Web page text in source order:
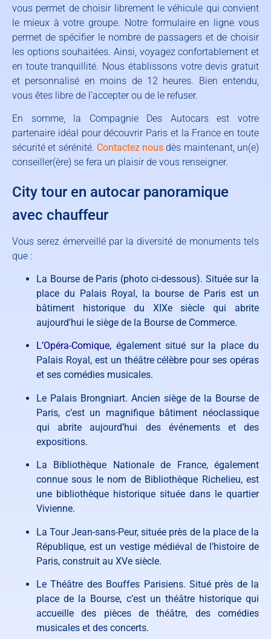
vous permet de choisir librement le véhicule qui convient
le mieux à votre groupe. Notre formulaire en ligne vous
permet de spécifier le nombre de passagers et de choisir
les options souhaitées. Ainsi, voyagez confortablement et
en toute tranquillité. Nous établissons votre devis gratuit
et personnalisé en moins de 12 heures. Bien entendu,
vous êtes libre de l’accepter ou de le refuser.
En somme, la Compagnie Des Autocars est votre
partenaire idéal pour découvrir Paris et la France en toute
sécurité et sérénité. Contactez nous dès maintenant, un(e)
conseiller(ère) se fera un plaisir de vous renseigner.
City tour en autocar panoramique
avec chauffeur
Vous serez émerveillé par la diversité de monuments tels
que :
La Bourse de Paris (photo ci-dessous). Située sur la
place du Palais Royal, la bourse de Paris est un
bâtiment historique du XIXe siècle qui abrite
aujourd’hui le siège de la Bourse de Commerce.
L’Opéra-Comique, également situé sur la place du
Palais Royal, est un théâtre célèbre pour ses opéras
et ses comédies musicales.
Le Palais Brongniart. Ancien siège de la Bourse de
Paris, c’est un magnifique bâtiment néoclassique
qui abrite aujourd’hui des événements et des
expositions.
La Bibliothèque Nationale de France, également
connue sous le nom de Bibliothèque Richelieu, est
une bibliothèque historique située dans le quartier
Vivienne.
La Tour Jean-sans-Peur, située près de la place de la
République, est un vestige médiéval de l’histoire de
Paris, construit au XVe siècle.
Le Théâtre des Bouffes Parisiens. Situé près de la
place de la Bourse, c’est un théâtre historique qui
accueille des pièces de théâtre, des comédies
musicales et des concerts.